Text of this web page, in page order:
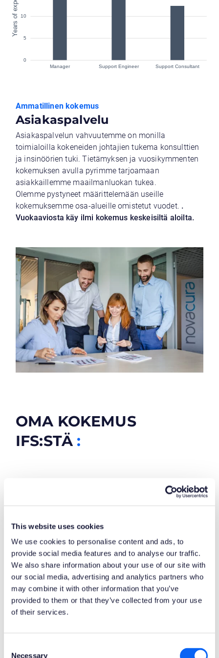
This website uses cookies
We use cookies to personalise content and ads, to
provide social media features and to analyse our traffic.
We also share information about your use of our site with
our social media, advertising and analytics partners who
may combine it with other information that you’ve
provided to them or that they’ve collected from your use
of their services.
Necessary
Ammatillinen kokemus
Asiakaspalvelu
Asiakaspalvelun vahvuutemme on monilla
toimialoilla kokeneiden johtajien tukema konsulttien
ja insinöörien tuki. Tietämyksen ja vuosikymmenten
kokemuksen avulla pyrimme tarjoamaan
asiakkaillemme maailmanluokan tukea.
Olemme pystyneet määrittelemään useille
kokemuksemme osa-alueille omistetut vuodet. .
Vuokaaviosta käy ilmi kokemus keskeisiltä aloilta.
OMA KOKEMUS
IFS:STÄ :
Työskentely IFS-projektien